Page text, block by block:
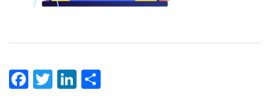
Facebook
TwitterLinkedIn